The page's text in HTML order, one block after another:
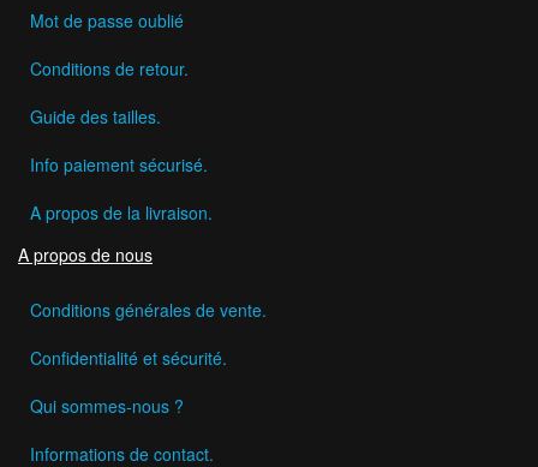
Mot de passe oublié
Conditions de retour.
Guide des tailles.
Info paiement sécurisé.
A propos de la livraison.
A propos de nous
Conditions générales de vente.
Confidentialité et sécurité.
Qui sommes-nous ?
Informations de contact.